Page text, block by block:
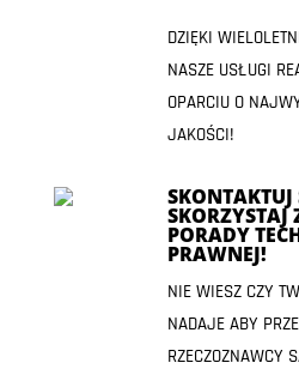
DZIĘKI
NASZE USŁUGI
OPARCIU O
JAKOŚCI!
SKORZYSTAJ
PORADY
PRAWNEJ!
NIE WIESZ CZY
NADAJE ABY
RZECZOZNAWCY